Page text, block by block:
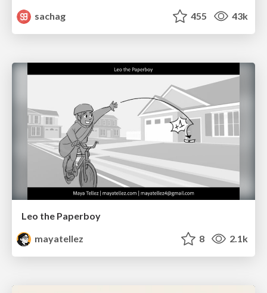
sachag
455 43k
Leo the Paperboy
mayatellez
8 2.1k